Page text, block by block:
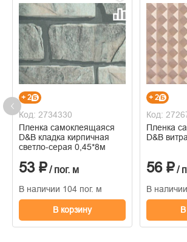
+ 2
Код: 2734330
Пленка самоклеящаяся
D&B кладка кирпичная
светло-серая 0,45*8м
53 ₽/ пог. м
В наличии 104 пог. м
В корзину
+ 2
Код:
Пленка
D&B
56 ₽/
В
В